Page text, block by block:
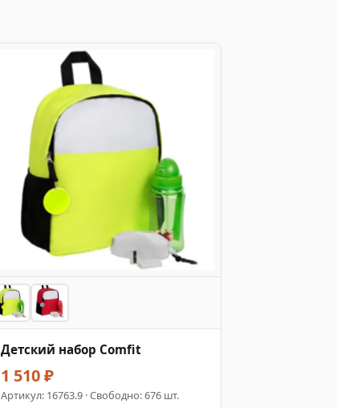
Детский набор Comfit
1 510 ₽
Артикул: 16763.9 · Свободно: 676 шт.